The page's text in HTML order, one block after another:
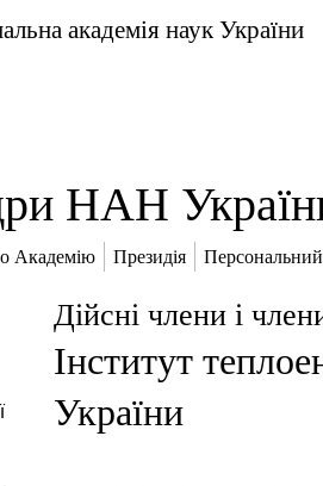
академія наук України
НАН
Академію Президія
Дійсні члени і
Інститут
України